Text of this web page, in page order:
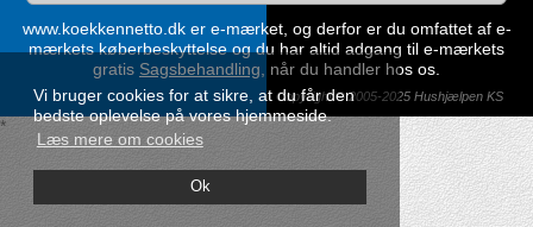
Vi bruger cookies for at sikre, at du får den
bedste oplevelse på vores hjemmeside.
Læs mere om cookies
Ok
www.koekkennetto.dk er e-mærket, og derfor er du omfattet af e-
mærkets køberbeskyttelse og du har altid adgang til e-mærkets
gratis Sagsbehandling , når du handler hos os.
Copyright © 2005-2025 Hushjælpen KS
*